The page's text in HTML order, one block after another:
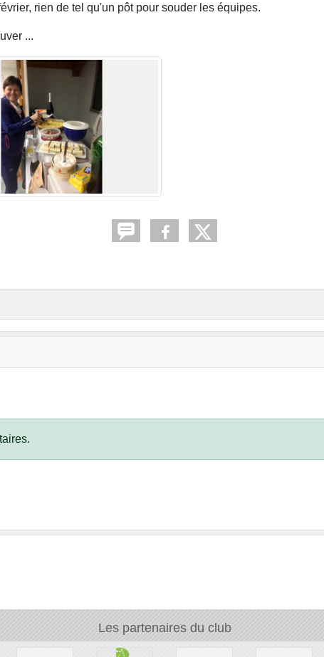
rien de tel qu'un pôt pour souder les équipes.
...
Les partenaires du club